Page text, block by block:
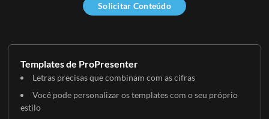
Templates de ProPresenter
Letras precisas que combinam com as cifras
Você pode personalizar os templates com o seu próprio
estilo
Solicitar Conteúdo